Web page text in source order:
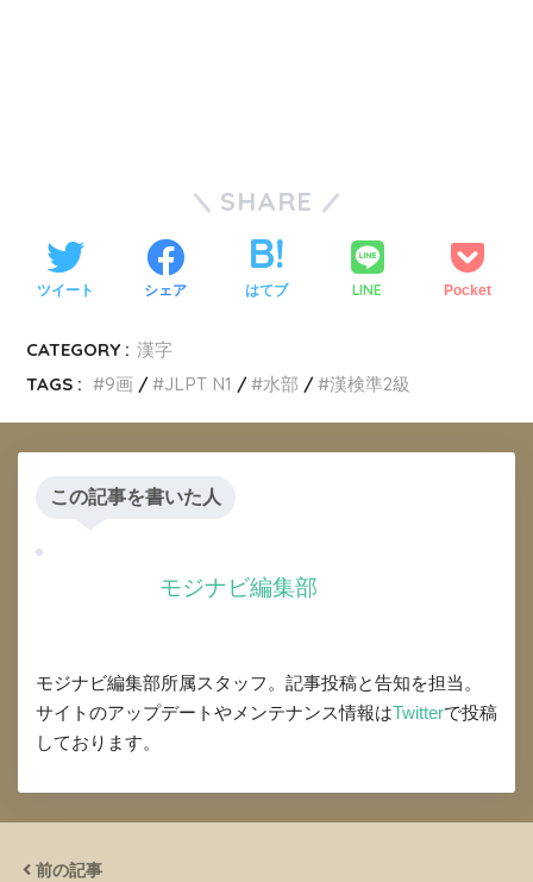
SHARE
ツイート シェア はてブ LINE Pocket
CATEGORY : 漢字
TAGS :
9画 JLPT N1 水部 漢検準2級
この記事を書いた人
モジナビ編集部
モジナビ編集部所属スタッフ。記事投稿と告知を担当。
サイトのアップデートやメンテナンス情報はTwitterで投稿
しております。
前の記事